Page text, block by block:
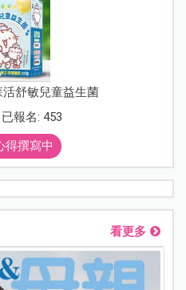
活舒敏兒童益生菌
報名: 453
得撰寫中
看更多